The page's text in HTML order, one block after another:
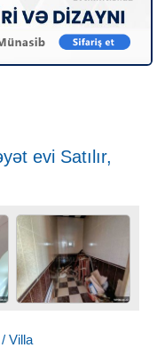
evi Satılır,
Villa